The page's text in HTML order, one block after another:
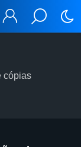
cópias